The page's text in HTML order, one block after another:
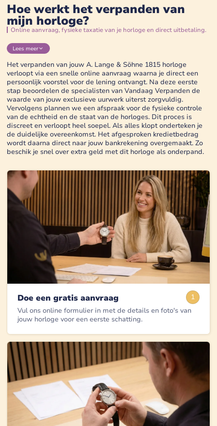
Hoe werkt het verpanden van
mijn horloge?
Online aanvraag, fysieke taxatie van je horloge en direct uitbetaling.
Lees meer
Het verpanden van jouw A. Lange & Söhne 1815 horloge
verloopt via een snelle online aanvraag waarna je direct een
persoonlijk voorstel voor de lening ontvangt. Na deze eerste
stap beoordelen de specialisten van Vandaag Verpanden de
waarde van jouw exclusieve uurwerk uiterst zorgvuldig.
Vervolgens plannen we een afspraak voor de fysieke controle
van de echtheid en de staat van de horloges. Dit proces is
discreet en verloopt heel soepel. Als alles klopt onderteken je
de duidelijke overeenkomst. Het afgesproken kredietbedrag
wordt daarna direct naar jouw bankrekening overgemaakt. Zo
beschik je snel over extra geld met dit horloge als onderpand.
1
Doe een gratis aanvraag
Vul ons online formulier in met de details en foto's van
jouw horloge voor een eerste schatting.